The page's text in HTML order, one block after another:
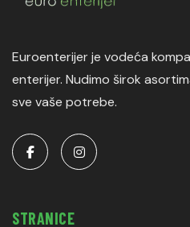
Euroenterijer je vodeća
enterijer. Nudimo širok
sve vaše potrebe.
STRANICE